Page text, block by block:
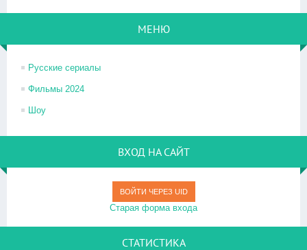
МЕНЮ
Русские сериалы
Фильмы 2024
Шоу
ВХОД НА САЙТ
ВОЙТИ ЧЕРЕЗ UID
Старая форма входа
СТАТИСТИКА